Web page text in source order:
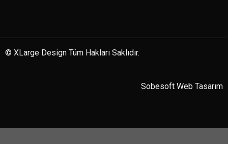
© XLarge Design Tüm Hakları Saklıdır.
Sobesoft Web Tasarım